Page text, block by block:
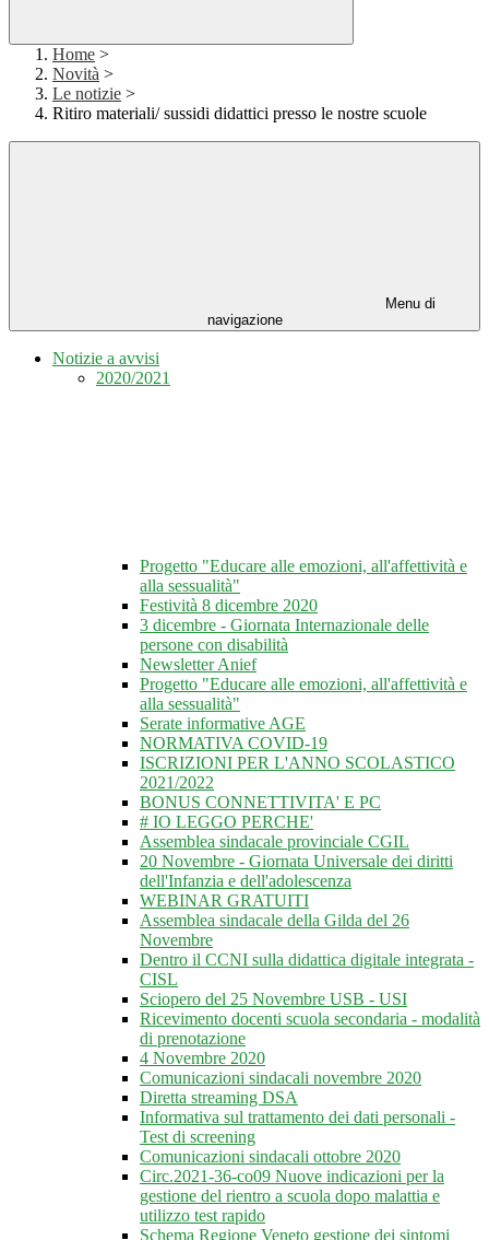
Home >
Novità >
Le notizie >
Ritiro materiali/ sussidi didattici presso le nostre scuole
Menu di
navigazione
Notizie a avvisi
2020/2021
Progetto "Educare alle emozioni, all'affettività e
alla sessualità"
Festività 8 dicembre 2020
3 dicembre - Giornata Internazionale delle
persone con disabilità
Newsletter Anief
Progetto "Educare alle emozioni, all'affettività e
alla sessualità"
Serate informative AGE
NORMATIVA COVID-19
ISCRIZIONI PER L'ANNO SCOLASTICO
2021/2022
BONUS CONNETTIVITA' E PC
# IO LEGGO PERCHE'
Assemblea sindacale provinciale CGIL
20 Novembre - Giornata Universale dei diritti
dell'Infanzia e dell'adolescenza
WEBINAR GRATUITI
Assemblea sindacale della Gilda del 26
Novembre
Dentro il CCNI sulla didattica digitale integrata -
CISL
Sciopero del 25 Novembre USB - USI
Ricevimento docenti scuola secondaria - modalità
di prenotazione
4 Novembre 2020
Comunicazioni sindacali novembre 2020
Diretta streaming DSA
Informativa sul trattamento dei dati personali -
Test di screening
Comunicazioni sindacali ottobre 2020
Circ.2021-36-co09 Nuove indicazioni per la
gestione del rientro a scuola dopo malattia e
utilizzo test rapido
Schema Regione Veneto gestione dei sintomi